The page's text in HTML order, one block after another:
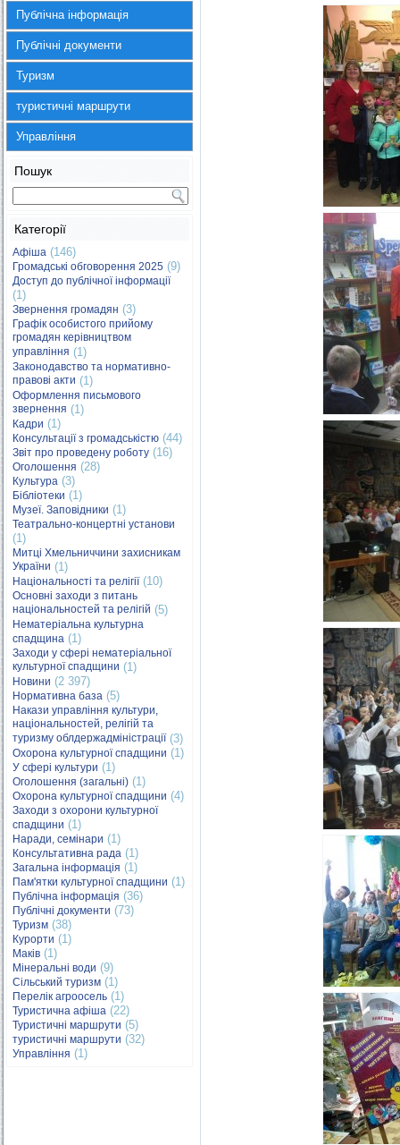
Публічна інформація
Публічні документи
Туризм
туристичні маршрути
Управління
Пошук
Категорії
Афіша (146)
Громадські обговорення 2025 (9)
Доступ до публічної інформації
(1)
Звернення громадян (3)
Графік особистого прийому
громадян керівництвом
управління (1)
Законодавство та нормативно-
правові акти (1)
Оформлення письмового
звернення (1)
Кадри (1)
Консультації з громадськістю (44)
Звіт про проведену роботу (16)
Оголошення (28)
Культура (3)
Бібліотеки (1)
Музеї. Заповідники (1)
Театрально-концертні установи
(1)
Митці Хмельниччини захисникам
України (1)
Національності та релігії(10)
Основні заходи з питань
національностей та релігій (5)
Нематеріальна культурна
спадщина (1)
Заходи у сфері нематеріальної
культурної спадщини (1)
Новини (2 397)
Нормативна база (5)
Накази управління культури,
національностей, релігій та
туризму облдержадміністрації(3)
Охорона культурної спадщини (1)
У сфері культури (1)
Оголошення (загальні) (1)
Охорона культурної спадщини (4)
Заходи з охорони культурної
спадщини (1)
Наради, семінари (1)
Консультативна рада (1)
Загальна інформація (1)
Пам'ятки культурної спадщини (1)
Публічна інформація (36)
Публічні документи (73)
Туризм (38)
Курорти (1)
Маків (1)
Мінеральні води (9)
Сільський туризм (1)
Перелік агроосель (1)
Туристична афіша (22)
Туристичні маршрути (5)
туристичні маршрути (32)
Управління (1)